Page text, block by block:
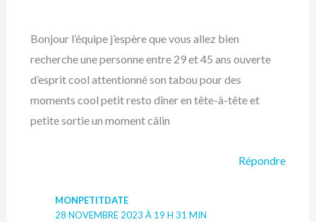
Bonjour l’équipe j’espère que vous allez bien
recherche une personne entre 29 et 45 ans ouverte
d’esprit cool attentionné son tabou pour des
moments cool petit resto dîner en tête-à-tête et
petite sortie un moment câlin
Répondre
MONPETITDATE
28 NOVEMBRE 2023 À 19 H 31 MIN